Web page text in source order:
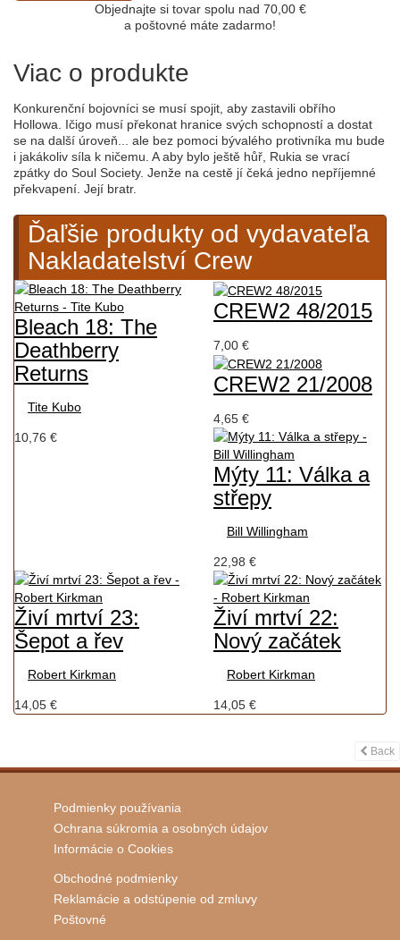
Objednajte si tovar spolu nad 70,00 €
a poštovné máte zadarmo!
Viac o produkte
Konkurenční bojovníci se musí spojit, aby zastavili obřího
Hollowa. Ičigo musí překonat hranice svých schopností a dostat
se na další úroveň... ale bez pomoci bývalého protivníka mu bude
i jakákoliv síla k ničemu. A aby bylo ještě hůř, Rukia se vrací
zpátky do Soul Society. Jenže na cestě jí čeká jedno nepříjemné
překvapení. Její bratr.
Ďaľšie produkty od vydavateľa
Nakladatelství Crew
Bleach 18: The
Deathberry
Returns
Tite Kubo
10,76 €
CREW2 48/2015
7,00 €
CREW2 21/2008
4,65 €
Mýty 11: Válka a
střepy
Bill Willingham
22,98 €
Živí mrtví 23:
Šepot a řev
Robert Kirkman
14,05 €
Živí mrtví 22:
Nový začátek
Robert Kirkman
14,05 €
Back
Podmienky používania
Ochrana súkromia a osobných údajov
Informácie o Cookies
Obchodné podmienky
Reklamácie a odstúpenie od zmluvy
Poštovné